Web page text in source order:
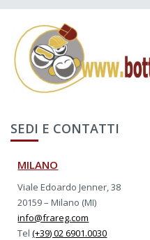
SEDI E CONTATTI
MILANO
Viale Edoardo Jenner, 38
20159 – Milano (MI)
info@frareg.com
Tel(+39) 02 6901.0030